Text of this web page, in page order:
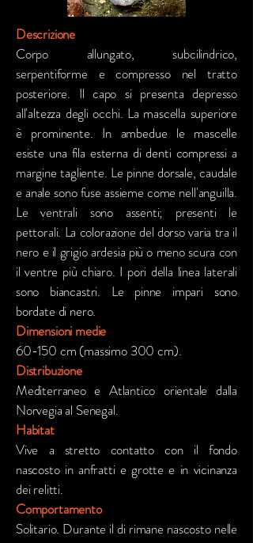
Descrizione
Corpo allungato, subcilindrico,
serpentiforme e compresso nel tratto
posteriore. Il capo si presenta depresso
all'altezza degli occhi. La mascella superiore
è prominente. In ambedue le mascelle
esiste una fila esterna di denti compressi a
margine tagliente. Le pinne dorsale, caudale
e anale sono fuse assieme come nell'anguilla.
Le ventrali sono assenti; presenti le
pettorali. La colorazione del dorso varia tra il
nero e il grigio ardesia più o meno scura con
il ventre più chiaro. I pori della linea laterali
sono biancastri. Le pinne impari sono
bordate di nero.
Dimensioni medie
60-150 cm (massimo 300 cm).
Distribuzione
Mediterraneo e Atlantico orientale dalla
Norvegia al Senegal.
Habitat
Vive a stretto contatto con il fondo
nascosto in anfratti e grotte e in vicinanza
dei relitti.
Comportamento
Solitario. Durante il di rimane nascosto nelle